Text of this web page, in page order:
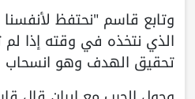
وتابع قاسم "نحتفظ لأنفسنا
الذي نتخذه في وقته إذا
تحقيق الهدف وهو انسحاب